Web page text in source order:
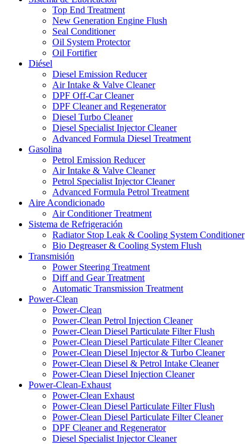
Top End Treatment
New Generation Engine Flush
Seal Conditioner
Oil System Protector
Oil Fortifier
Diésel
Diesel Emission Reducer
Air Intake & Valve Cleaner
DPF Off-Car Cleaner
DPF Cleaner and Regenerator
Diesel Turbo Cleaner
Diesel Specialist Injector Cleaner
Advanced Formula Diesel Treatment
Gasolina
Petrol Emission Reducer
Air Intake & Valve Cleaner
Petrol Specialist Injector Cleaner
Advanced Formula Petrol Treatment
Aire Acondicionado
Air Conditioner Treatment
Sistema de Refrigeración
Radiator Stop Leak & Cooling System Conditioner
Bio Degreaser & Cooling System Flush
Transmisión
Power Steering Treatment
Diff and Gear Treatment
Automatic Transmission Treatment
Power-Clean
Power-Clean
Power-Clean Petrol Injection Cleaner
Power-Clean Diesel Particulate Filter Flush
Power-Clean Diesel Particulate Filter Cleaner
Power-Clean Diesel Injector & Turbo Cleaner
Power-Clean Diesel & Petrol Intake Cleaner
Power-Clean Diesel Injection Cleaner
Power-Clean-Exhaust
Power-Clean Exhaust
Power-Clean Diesel Particulate Filter Flush
Power-Clean Diesel Particulate Filter Cleaner
DPF Cleaner and Regenerator
Diesel Specialist Injector Cleaner